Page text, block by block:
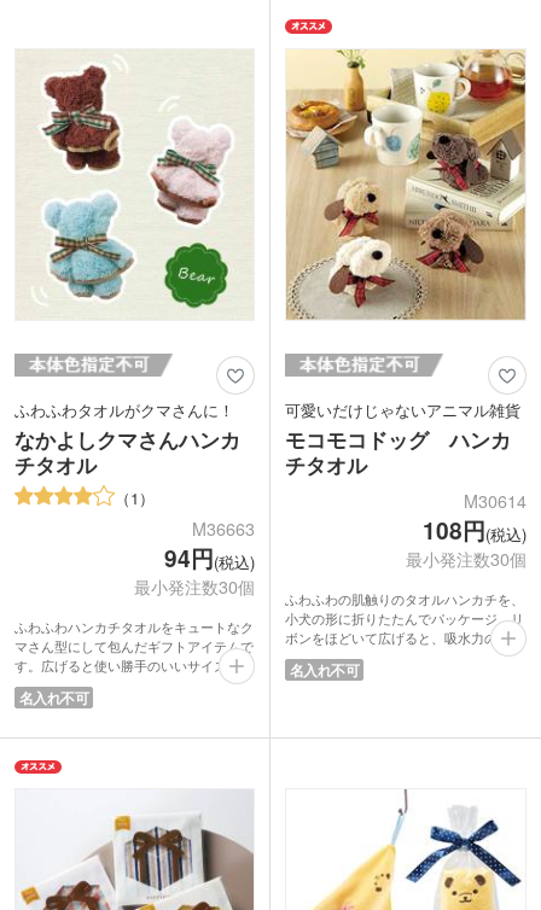
ハンカチは二つ折りサイズでコンパク
ト。スーツのポケットに入れてもかさば
りません。お子様から大人まで幅広く使
っていただけます。
誇る今治製タオルハンカチ。ホワイト・
す。渡しやすい1枚ずつの透明袋入り
で、ポストインも可能サイズ。DMに添
付してご挨拶の粗品にもご活用いただけ
ます。
【TZ酸性酵素法とは】
環境負担の少ない精練・漂白加工で綿を
純化。繊維を傷めず、吸水性等の綿本来
の機能を引き出します。従来法と比べ
CO2排出量を約40%削減可能な、環境に
も優しい精練漂白方法です。
ふわふわタオルがクマさんに！
なかよしクマさんハンカ
チタオル
1
M36663
94円(税込)
最小発注数30個
ふわふわハンカチタオルをキュートなク
マさん型にして包んだギフトアイテムで
す。広げると使い勝手のいいサイズ感の
ハンカチタオルになります。今にも動き
出しそうな見た目で、渡す人も貰った人
激安価格なので、ファミリーイベントで
のばらまきや商業施設のキャンペーンな
ン・ライトブルーの3色取混ぜでお届け
名入れ不可
可愛いだけじゃないアニマル雑貨
モコモコドッグ ハンカ
チタオル
M30614
108円(税込)
最小発注数30個
ふわふわの肌触りのタオルハンカチを、
小犬の形に折りたたんでパッケージ。リ
ボンをほどいて広げると、吸水力のある
タオルハンカチになります。手頃な価格
なので、プチギフトにも最適。
名入れ不可